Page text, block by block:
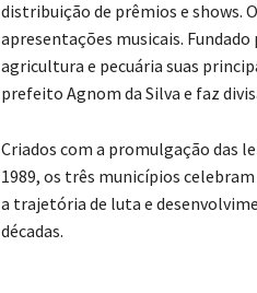
distribuição de prêmios e shows.
apresentações musicais.
agricultura e pecuária suas
prefeito Agnom da Silva e faz
Criados com a promulgação das
1989, os três municípios
a trajetória de luta e
décadas.